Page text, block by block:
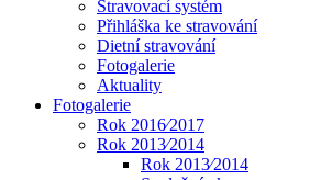
Stravovací systém
Přihláška ke stravování
Dietní stravování
Fotogalerie
Aktuality
Fotogalerie
Rok 2016⁄2017
Rok 2013⁄2014
Rok 2013⁄2014